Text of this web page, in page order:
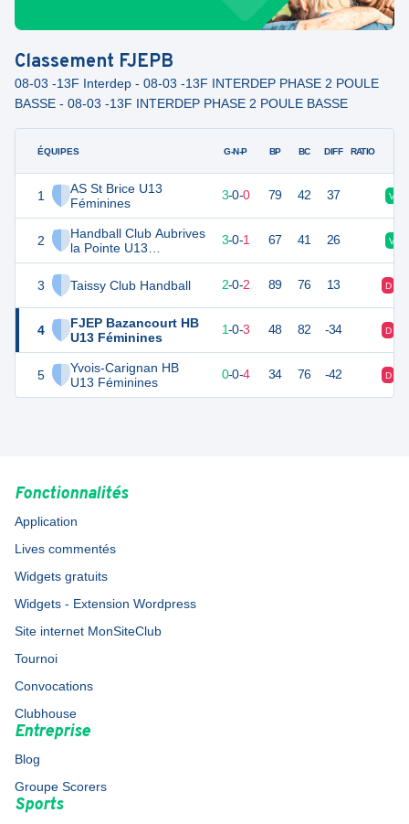
Classement FJEPB
08-03 -13F Interdep - 08-03 -13F INTERDEP PHASE 2 POULE
BASSE - 08-03 -13F INTERDEP PHASE 2 POULE BASSE
ÉQUIPES
1
AS St Brice U13
Féminines
2
Handball Club Aubrives
la Pointe U13
Féminines
3
Taissy Club Handball
4
FJEP Bazancourt HB
U13 Féminines
5
Yvois-Carignan HB
U13 Féminines
G-N-P BP BC DIFF RATIO
3-0-0 79 42 37 V
9 4 3-0-1 67 41 26 V
8 2-0-2 89 76 13 D
6 4 1-0-3 48 82 -34 D
4 0-0-4 34 76 -42 D
Fonctionnalités
Application
Lives commentés
Widgets gratuits
Widgets - Extension Wordpress
Site internet MonSiteClub
Tournoi
Convocations
Clubhouse
Entreprise
Blog
Groupe Scorers
Sports